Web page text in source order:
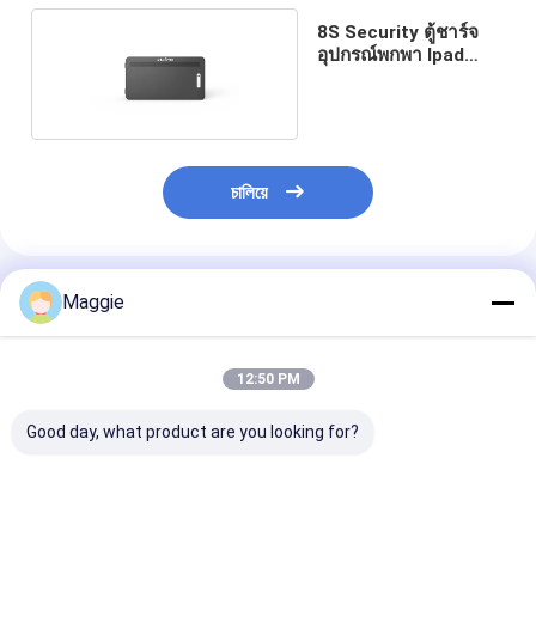
8S Security ตู้ชาร์จ
อุปกรณ์พกพา Ipad
চালিয়ে
แนะนำผลิตภัณฑ์
Maggie
12:50 PM
Good day, what product are you looking for?